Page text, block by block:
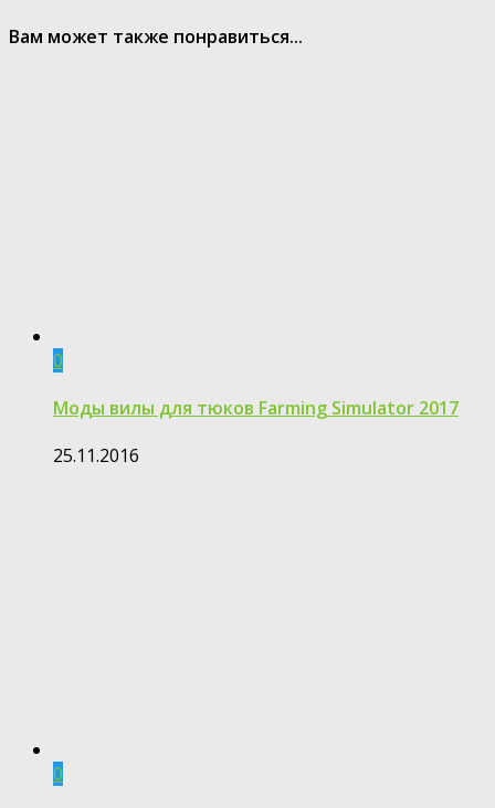
Вам может также понравиться...
0
Моды вилы для тюков Farming Simulator 2017
25.11.2016
0